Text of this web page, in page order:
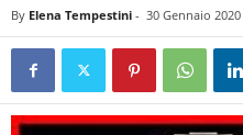
By Elena Tempestini - 30 Gennaio 2020